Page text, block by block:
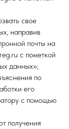
свое
направив
почты на
с пометкой
данных»;
по
его
с помощью
получения